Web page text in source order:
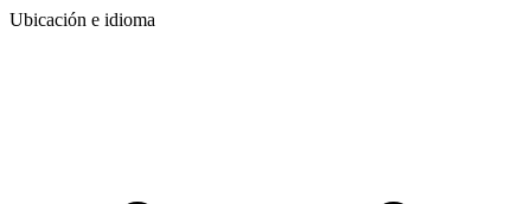
Ubicación e idioma